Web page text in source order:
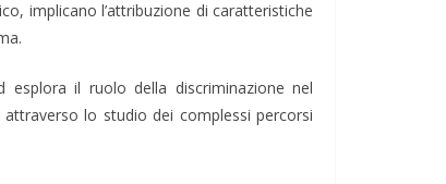
implicano l’attribuzione di caratteristiche
esplora il ruolo della discriminazione nel
lo studio dei complessi percorsi